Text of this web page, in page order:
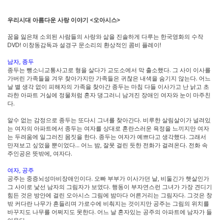
우리시대 아름다운 사랑 이야기 <오아시스>
꿈을 잃은채 소외된 사람들의 사랑와 삶을 진솔하게 다루는 한국영화의 수작
DVD! 이창동감독과 설경구 문소리의 환상적인 콤비 플레이!
남자, 종두
종두는 뺑소니교통사고로 형을 살다가 교도소에서 막 출소했다. 그 사이 이사를
가버린 가족들을 겨우 찾아가지만 가족들은 귀찮은 내색을 숨기지 않는다. 어느
날 별 생각 없이 피해자의 가족을 찾아간 종두는 마침 다들 이사가고 난 낡고 초
라한 아파트 거실에 정물처럼 혼자 댕그러니 남겨진 장애인 여자와 눈이 마주친
다.
알수 없는 감정으로 종두는 또다시 그녀를 찾아간다. 비루한 살림살이가 널려있
는 여자의 아파트에서 종두는 여자를 상대로 혼란스러운 욕정을 느끼지만 여자
는 두려움에 일그러진 몸짓을 한다. 종두는 여자가 예쁘다고 생각했다. 그래서
만져보고 싶었을 뿐이었다... 어느 밤, 잘못 걸린 듯한 전화가 걸려온다. 전화 속
주인공은 뜻밖에, 여자다.
여자, 공주
공주는 중증뇌성마비장애인이다. 오빠 부부가 이사가던 날, 비둘긴가 햇살인가
그 사이로 낯선 남자의 그림자가 보였다. 행동이 부자연스런 그녀가 가장 견디기
힘든 것은 방안에 걸린 오아시스 그림에 밤마다 어른거리는 그림자다. 그것은 창
밖 커다란 나무가 흔들리며 가로수에 비춰지는 것이지만 공주는 그림의 위치를
바꾸지도 나무를 어쩌지도 못한다. 어느 날 혼자있는 공주의 아파트에 남자가 들